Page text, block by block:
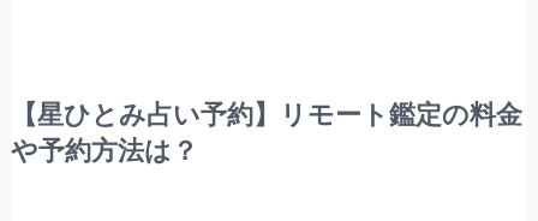
【星ひとみ占い予約】リモート鑑定の料金
や予約方法は？